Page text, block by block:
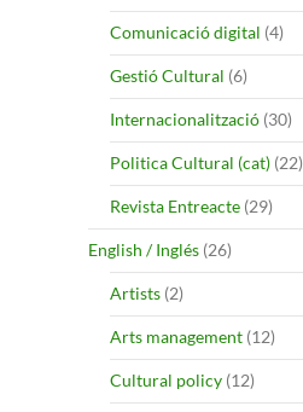
Comunicació digital (4)
Gestió Cultural (6)
Internacionalització (30)
Politica Cultural (cat) (22)
Revista Entreacte (29)
English / Inglés (26)
Artists (2)
Arts management (12)
Cultural policy (12)